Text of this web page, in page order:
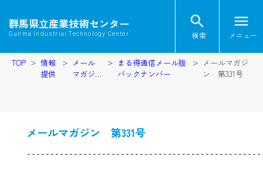
群馬県立産業技術センター
Gunma Industrial Technology Center
search
検索
menu
メニュー
TOP
情報
提供
メール
マガジ
まる得通信メール版
バックナンバー
メールマガジ
ン 第331号
メールマガジン 第331号